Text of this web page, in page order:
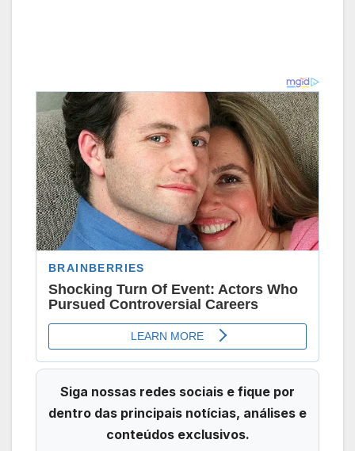
Siga nossas redes sociais e fique por
dentro das principais notícias, análises e
conteúdos exclusivos.